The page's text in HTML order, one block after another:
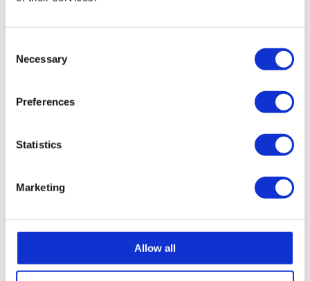
Selection
Necessary
Preferences
Statistics
Marketing
Allow all
Durée :3,5 h ·Départ :Port Andratx ·
snorkeling
coucher du soleil